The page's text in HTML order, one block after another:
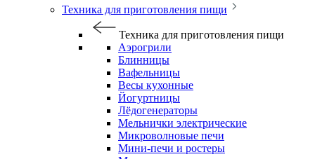
Техника для приготовления пищи
Техника для приготовления пищи
Аэрогрили
Блинницы
Вафельницы
Весы кухонные
Йогуртницы
Лёдогенераторы
Мельнички электрические
Микроволновые печи
Мини-печи и ростеры